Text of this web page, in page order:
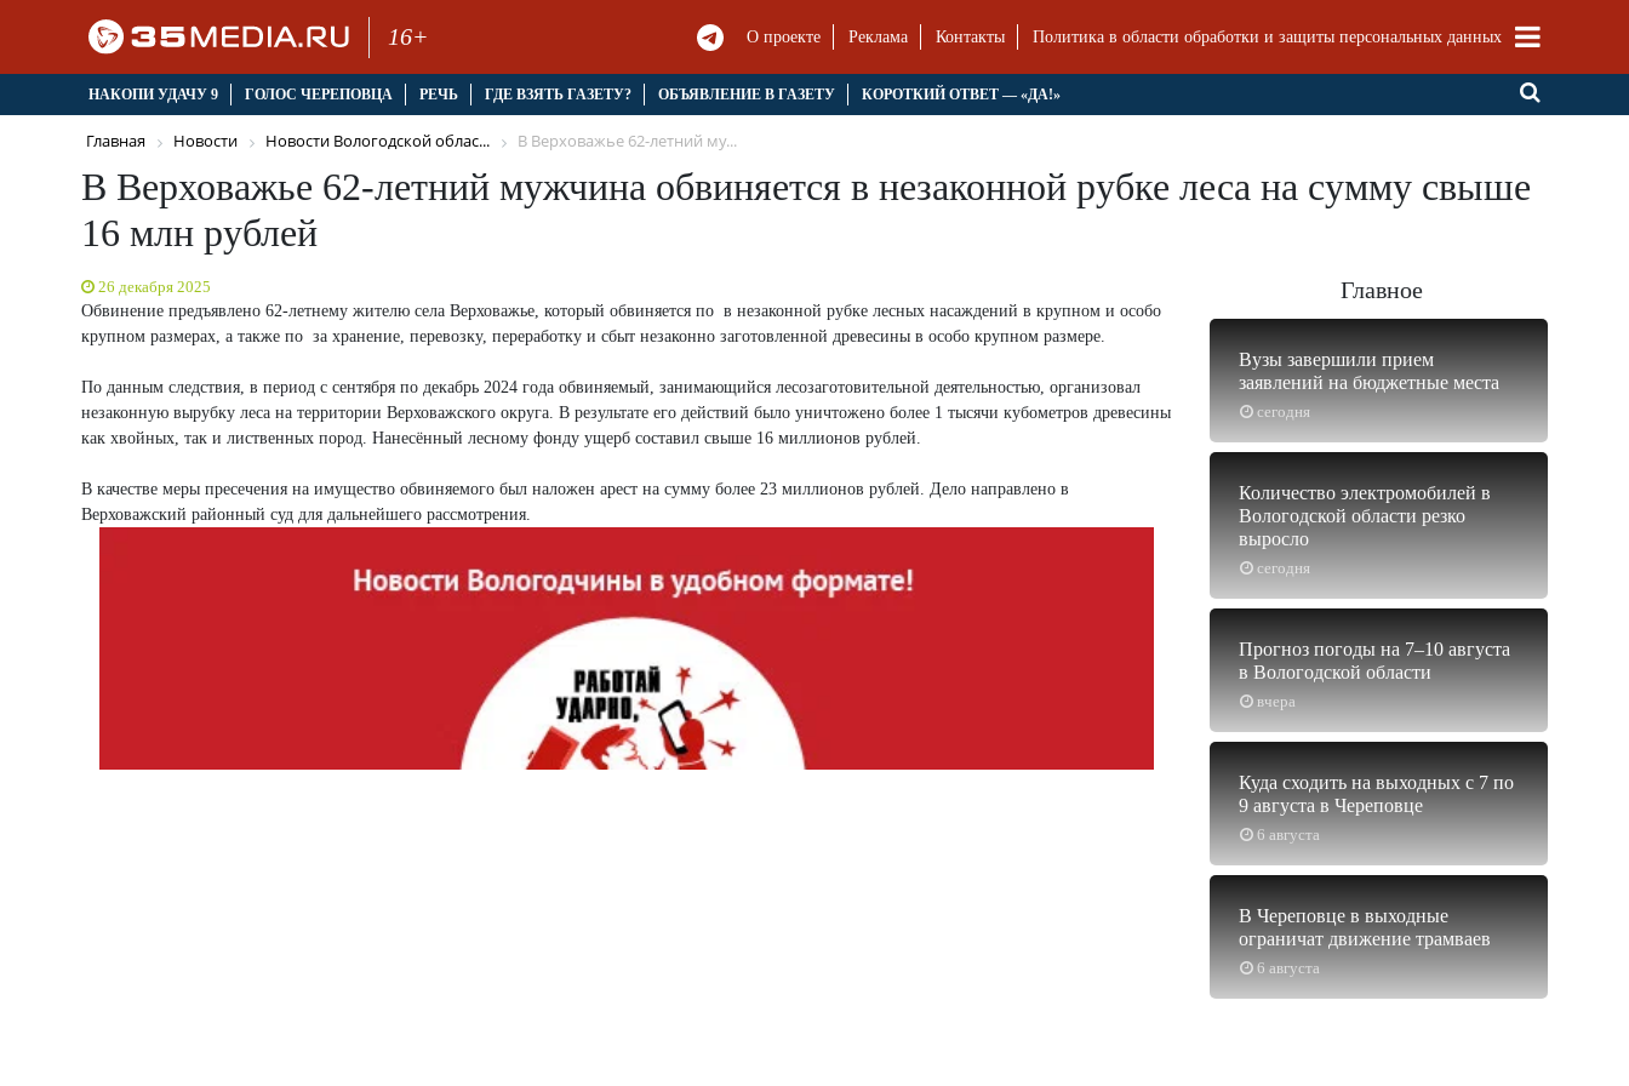
16+ О проекте Реклама Контакты Политика в области обработки и защиты персональных данных
НАКОПИ УДАЧУ 9 ГОЛОС ЧЕРЕПОВЦА РЕЧЬ ГДЕ ВЗЯТЬ ГАЗЕТУ? ОБЪЯВЛЕНИЕ В ГАЗЕТУ КОРОТКИЙ ОТВЕТ — «ДА!»
Главная Новости Новости Вологодской облас... В Верховажье 62-летний му...
В Верховажье 62-летний мужчина обвиняется в незаконной рубке леса на сумму свыше
16 млн рублей
26 декабря 2025
Обвинение предъявлено 62-летнему жителю села Верховажье, который обвиняется по в незаконной рубке лесных насаждений в крупном и особо
крупном размерах, а также по за хранение, перевозку, переработку и сбыт незаконно заготовленной древесины в особо крупном размере.
По данным следствия, в период с сентября по декабрь 2024 года обвиняемый, занимающийся лесозаготовительной деятельностью, организовал
незаконную вырубку леса на территории Верховажского округа. В результате его действий было уничтожено более 1 тысячи кубометров древесины
как хвойных, так и лиственных пород. Нанесённый лесному фонду ущерб составил свыше 16 миллионов рублей.
В качестве меры пресечения на имущество обвиняемого был наложен арест на сумму более 23 миллионов рублей. Дело направлено в
Верховажский районный суд для дальнейшего рассмотрения.
Главное
сегодня
Вузы завершили прием
заявлений на бюджетные места
сегодня
Количество электромобилей в
Вологодской области резко
выросло
вчера
Прогноз погоды на 7–10 августа
в Вологодской области
6 августа
Куда сходить на выходных с 7 по
9 августа в Череповце
6 августа
В Череповце в выходные
ограничат движение трамваев